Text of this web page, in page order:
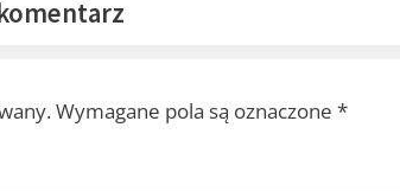
Wymagane pola są oznaczone *